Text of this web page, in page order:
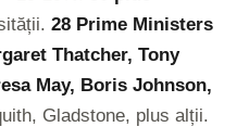
28 Prime Ministers
Thatcher, Tony
May, Boris Johnson,
Gladstone, plus alții.